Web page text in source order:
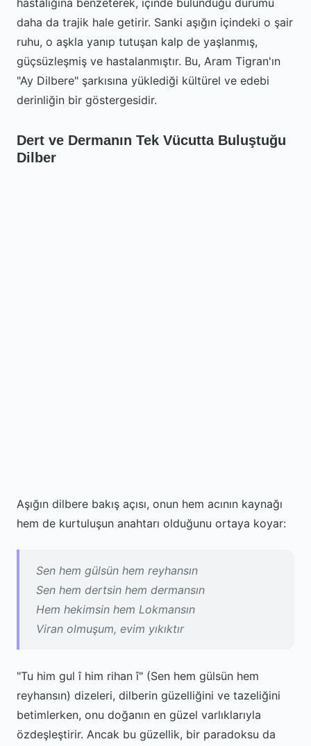
hastalığına benzeterek, içinde bulunduğu durumu
daha da trajik hale getirir. Sanki aşığın içindeki o şair
ruhu, o aşkla yanıp tutuşan kalp de yaşlanmış,
güçsüzleşmiş ve hastalanmıştır. Bu, Aram Tigran'ın
"Ay Dilbere" şarkısına yüklediği kültürel ve edebi
derinliğin bir göstergesidir.
Dert ve Dermanın Tek Vücutta Buluştuğu
Dilber
Aşığın dilbere bakış açısı, onun hem acının kaynağı
hem de kurtuluşun anahtarı olduğunu ortaya koyar:
Sen hem gülsün hem reyhansın
Sen hem dertsin hem dermansın
Hem hekimsin hem Lokmansın
Viran olmuşum, evim yıkıktır
"Tu him gul î him rihan î" (Sen hem gülsün hem
reyhansın) dizeleri, dilberin güzelliğini ve tazeliğini
betimlerken, onu doğanın en güzel varlıklarıyla
özdeşleştirir. Ancak bu güzellik, bir paradoksu da